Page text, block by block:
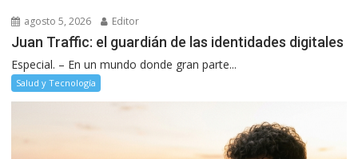
agosto 5, 2026 Editor
Juan Traffic: el guardián de las identidades digitales
Especial. – En un mundo donde gran parte...
Salud y Tecnología